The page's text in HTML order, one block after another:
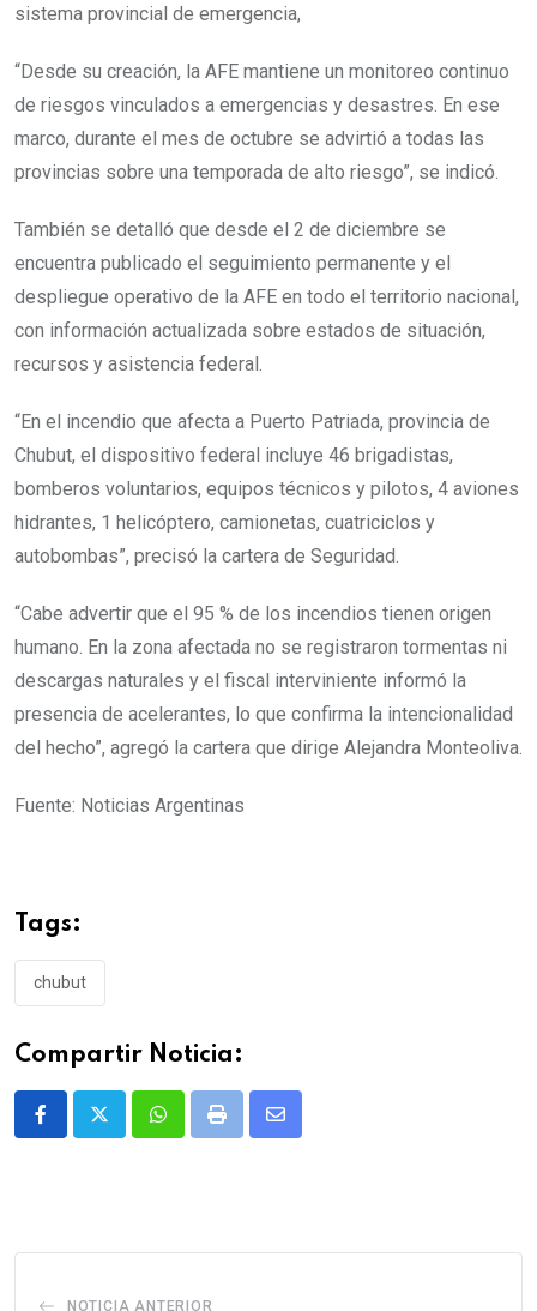
sistema provincial de emergencia,
“Desde su creación, la AFE mantiene un monitoreo continuo
de riesgos vinculados a emergencias y desastres. En ese
marco, durante el mes de octubre se advirtió a todas las
provincias sobre una temporada de alto riesgo”, se indicó.
También se detalló que desde el 2 de diciembre se
encuentra publicado el seguimiento permanente y el
despliegue operativo de la AFE en todo el territorio nacional,
con información actualizada sobre estados de situación,
recursos y asistencia federal.
“En el incendio que afecta a Puerto Patriada, provincia de
Chubut, el dispositivo federal incluye 46 brigadistas,
bomberos voluntarios, equipos técnicos y pilotos, 4 aviones
hidrantes, 1 helicóptero, camionetas, cuatriciclos y
autobombas”, precisó la cartera de Seguridad.
“Cabe advertir que el 95 % de los incendios tienen origen
humano. En la zona afectada no se registraron tormentas ni
descargas naturales y el fiscal interviniente informó la
presencia de acelerantes, lo que confirma la intencionalidad
del hecho”, agregó la cartera que dirige Alejandra Monteoliva.
Fuente: Noticias Argentinas
Tags:
chubut
Compartir Noticia:
WhatsappPrint
Share
NOTICIA ANTERIOR